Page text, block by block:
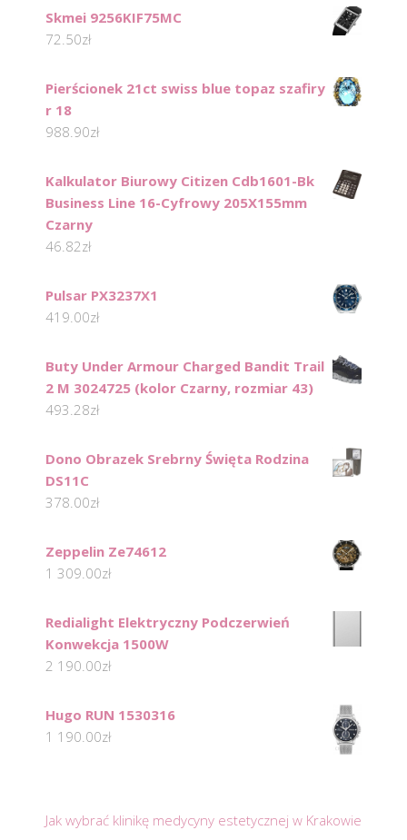
Skmei 9256KIF75MC
72.50zł
Pierścionek 21ct swiss blue topaz szafiry
r 18
988.90zł
Kalkulator Biurowy Citizen Cdb1601-Bk
Business Line 16-Cyfrowy 205X155mm
Czarny
46.82zł
Pulsar PX3237X1
419.00zł
Buty Under Armour Charged Bandit Trail
2 M 3024725 (kolor Czarny, rozmiar 43)
493.28zł
Dono Obrazek Srebrny Święta Rodzina
DS11C
378.00zł
Zeppelin Ze74612
1 309.00zł
Redialight Elektryczny Podczerwień
Konwekcja 1500W
2 190.00zł
Hugo RUN 1530316
1 190.00zł
Jak wybrać klinikę medycyny estetycznej w Krakowie